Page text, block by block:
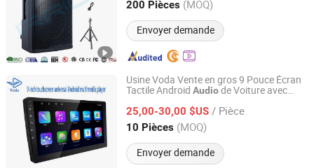
200 Pièces (MOQ)
Envoyer demande
Zhejiang, China Depuis 2018
Usine Voda Vente en gros 9 Pouce Écran
Tactile Android Audiode Voiture avec
25,00-30,00 $US / Pièce
10 Pièces (MOQ)
Envoyer demande
Voda Network Inc Co., Ltd
Guangdong, China Depuis 2024